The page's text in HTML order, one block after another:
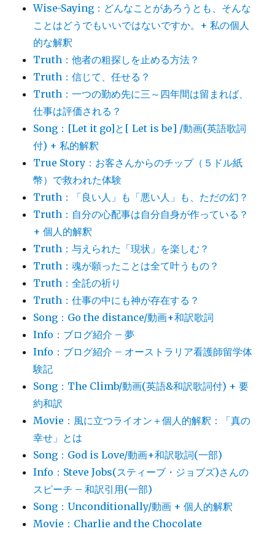
Wise-Saying：どんなことがあろうとも、そんな
ことはどうでもいいではないですか。+ 私の個人
的な解釈
Truth：他者の粗探しを止める方法？
Truth：信じて、任せる？
Truth：一つの勤め先に三～四年間は留まれば、
仕事は評価される？
Song：[Let it go]と[ Let is be] /動画(英語歌詞
付) + 私的解釈
True Story：お客さんからのチップ（５ドル紙
幣）で救われた体験
Truth：「良い人」も「悪い人」も、ただの幻？
Truth：自分の心配事は自分自身が作っている？
+ 個人的解釈
Truth：与えられた「現状」を楽しむ？
Truth：魂が願ったことは全て叶うもの？
Truth：全託の祈り
Truth：仕事の中にも神が存在する？
Song：Go the distance/動画+和訳歌詞
Info：ブログ紹介 – 夢
Info：ブログ紹介 – オーストラリア看護師留学体
験記
Song：The Climb/動画(英語&和訳歌詞付) + 要
約和訳
Movie：風に立つライオン＋個人的解釈：「真の
幸せ」とは
Song：God is Love/動画+和訳歌詞(一部)
Info：Steve Jobs(スティーブ・ジョブズ)さんの
スピーチ – 和訳引用(一部)
Song：Unconditionally/動画 + 個人的解釈
Movie：Charlie and the Chocolate